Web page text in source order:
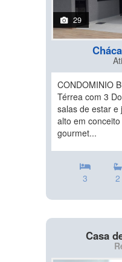
29
CONDOMINIO
Térrea com 3
salas de estar e
alto em
gourmet...
3 2
Casa